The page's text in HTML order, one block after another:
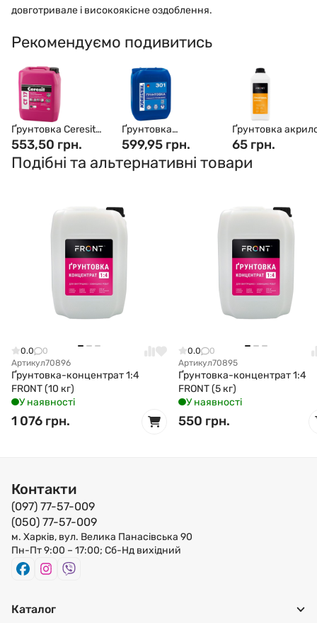
довготривале і високоякісне оздоблення.
Рекомендуємо подивитись
Ґрунтовка Ceresit
CT-17 (10 л)
553,50 грн.
Ґрунтовка
глибокого
проникнення Kreisel
301 (10 л)
599,95 грн.
Ґрунтовка
готова FRONT (1
65 грн.
Подібні та альтернативні товари
0.0
0
Артикул70896
Ґрунтовка-концентрат 1:4
FRONT (10 кг)
У наявності
1 076 грн.
0.0
0
Артикул70895
Ґрунтовка-концентрат 1:4
FRONT (5 кг)
У наявності
550 грн.
Контакти
(097) 77-57-009
(050) 77-57-009
м. Харків, вул. Велика Панасівська 90
Пн-Пт 9:00 – 17:00; Сб-Нд вихідний
Каталог